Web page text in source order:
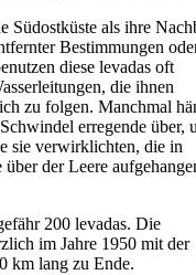
Südostküste als ihre
Bestimmungen
diese levadas oft
die ihnen
zu folgen. Manchmal
erregende über,
sie verwirklichten, die in
der Leere
200 levadas. Die
im Jahre 1950 mit der
km lang zu Ende.